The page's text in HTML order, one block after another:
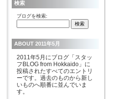
検索
ブログを検索:
ABOUT 2011年5月
2011年5月にブログ「スタッ
フBLOG from Hokkaido」に
投稿されたすべてのエントリ
ーです。過去のものから新し
いものへ順番に並んでいま
す。